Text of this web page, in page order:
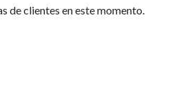
de clientes en este momento.